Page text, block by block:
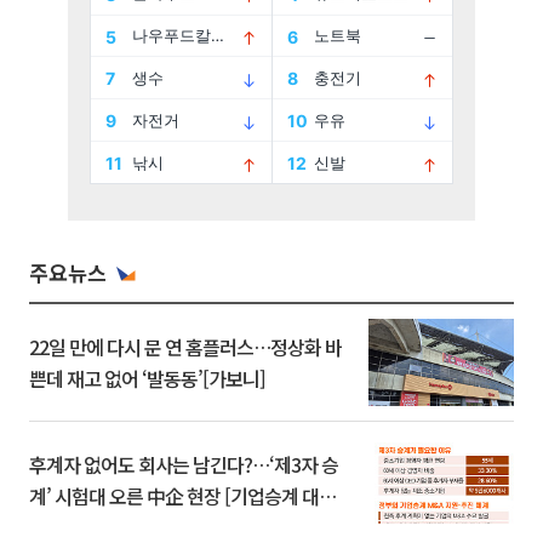
주요뉴스
22일 만에 다시 문 연 홈플러스…정상화 바
쁜데 재고 없어 ‘발동동’[가보니]
후계자 없어도 회사는 남긴다?…‘제3자 승
계’ 시험대 오른 中企 현장 [기업승계 대전